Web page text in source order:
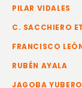
PILAR VIDALES
C. SACCHIERO
FRANCISCO
RUBÉN AYALA
JAGOBA YUBERO